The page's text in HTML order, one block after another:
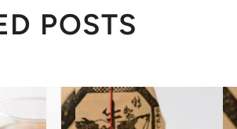
POSTS